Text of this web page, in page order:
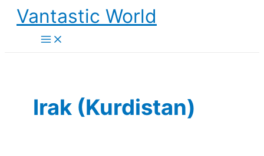
Skip
content
Vantastic World
Irak (Kurdistan)